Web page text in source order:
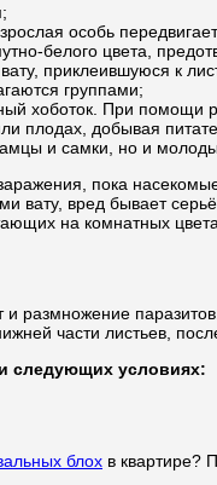
особь
белого цвета,
приклеившуюся к
группами;
хоботок. При помощи
плодах, добывая
и самки, но и
пока
вред бывает
на комнатных
и размножение
части листьев,
следующих условиях:
блох в квартире?